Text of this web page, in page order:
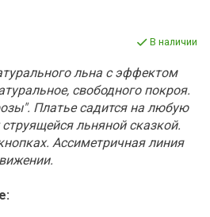
В наличии
льна с эффектом
свободного покроя.
Платье садится на любую
льняной сказкой.
Ассиметричная линия